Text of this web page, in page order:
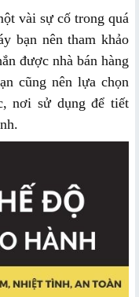
vài sự cố trong quá
bạn nên tham khảo
được nhà bán hàng
cũng nên lựa chọn
nơi sử dụng để tiết